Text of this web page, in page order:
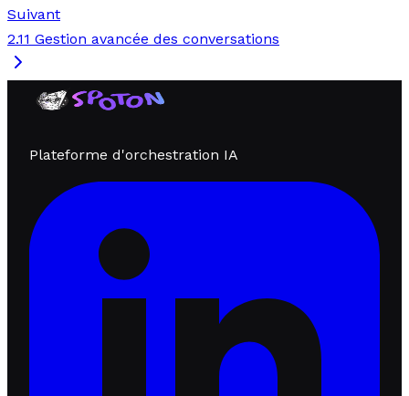
Suivant
2.11 Gestion avancée des conversations
Plateforme d'orchestration IA